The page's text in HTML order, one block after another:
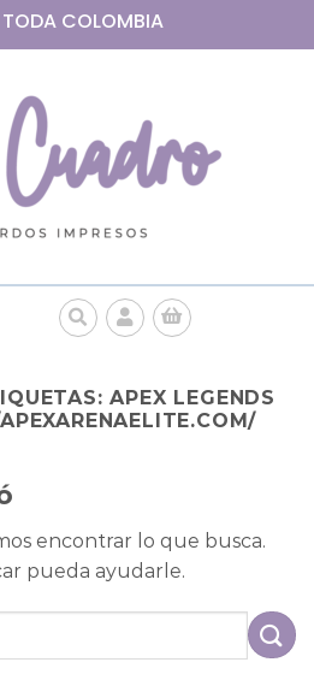
TODA COLOMBIA
APEX LEGENDS
encontrar lo que busca.
pueda ayudarle.